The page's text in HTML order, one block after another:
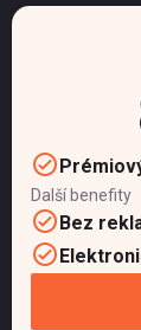
Další benefity
Bez